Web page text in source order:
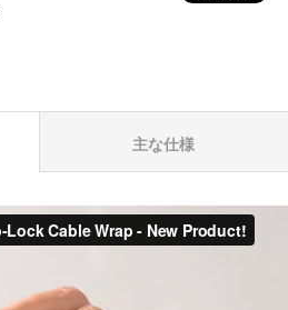
主な仕様